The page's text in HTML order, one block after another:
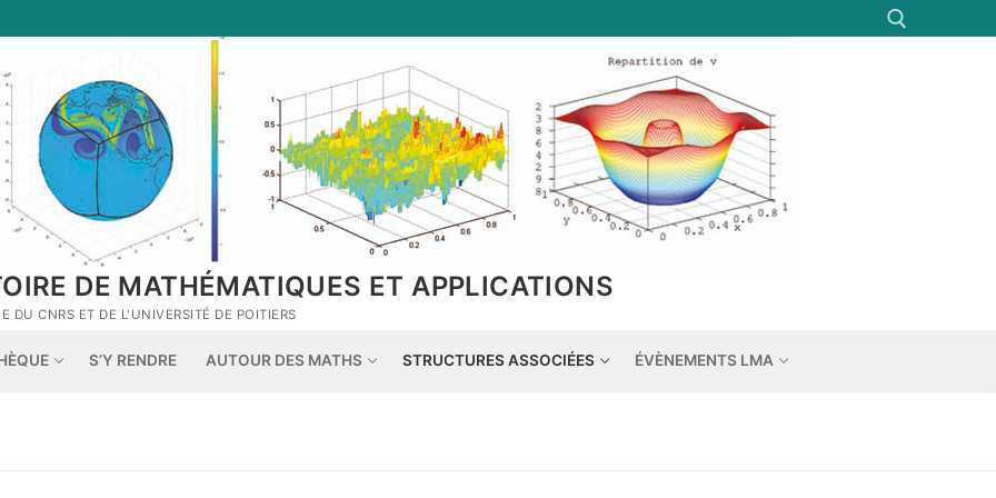
Rechercher :
DE MATHÉMATIQUES ET APPLICATIONS
DU CNRS ET DE L'UNIVERSITÉ DE POITIERS
S’Y RENDRE AUTOUR DES MATHS STRUCTURES ASSOCIÉES ÉVÈNEMENTS LMA